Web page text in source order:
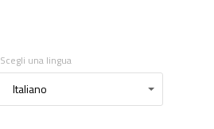
Scegli una lingua
Italiano